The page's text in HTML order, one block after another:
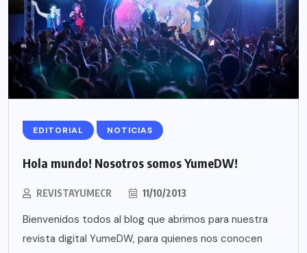
EDITORIAL NOTICIAS
Hola mundo! Nosotros somos YumeDW!
REVISTAYUMECR 11/10/2013
Bienvenidos todos al blog que abrimos para nuestra
revista digital YumeDW, para quienes nos conocen